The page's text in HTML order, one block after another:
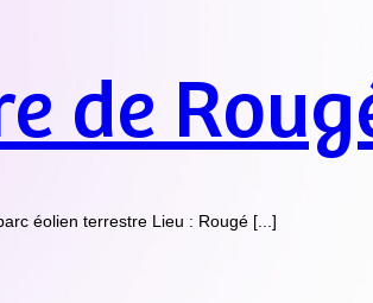
de
éolien terrestre Lieu : Rougé [...]